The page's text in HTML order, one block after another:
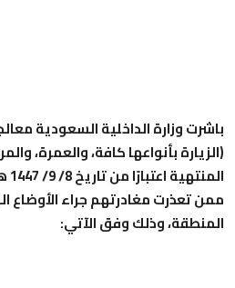
باشرت وزارة الداخلية السعودية
(الزيارة بأنواعها كافة، والعمرة،
ممن تعذرت مغادرتهم جراء الأوضاع
المنطقة، وذلك وفق الآتي: